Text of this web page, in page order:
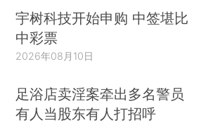
宇树科技开始申购 中签堪比
中彩票
2026年08月10日
足浴店卖淫案牵出多名警员
有人当股东有人打招呼